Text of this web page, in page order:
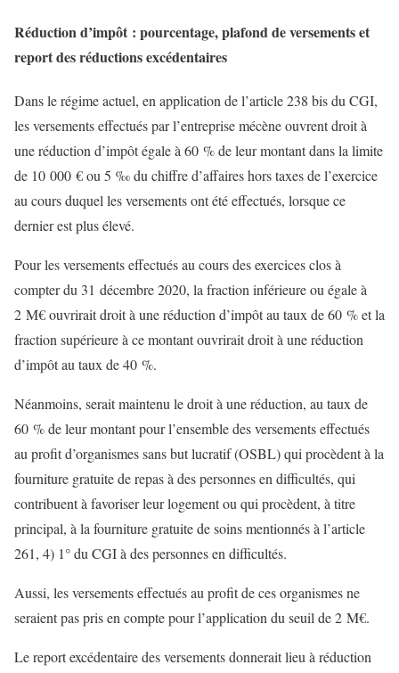
Réduction d’impôt : pourcentage, plafond de versements et
report des réductions excédentaires
Dans le régime actuel, en application de l’article 238 bis du CGI,
les versements effectués par l’entreprise mécène ouvrent droit à
une réduction d’impôt égale à 60 % de leur montant dans la limite
de 10 000 € ou 5 ‰ du chiffre d’affaires hors taxes de l’exercice
au cours duquel les versements ont été effectués, lorsque ce
dernier est plus élevé.
Pour les versements effectués au cours des exercices clos à
compter du 31 décembre 2020, la fraction inférieure ou égale à
2 M€ ouvrirait droit à une réduction d’impôt au taux de 60 % et la
fraction supérieure à ce montant ouvrirait droit à une réduction
d’impôt au taux de 40 %.
Néanmoins, serait maintenu le droit à une réduction, au taux de
60 % de leur montant pour l’ensemble des versements effectués
au profit d’organismes sans but lucratif (OSBL) qui procèdent à la
fourniture gratuite de repas à des personnes en difficultés, qui
contribuent à favoriser leur logement ou qui procèdent, à titre
principal, à la fourniture gratuite de soins mentionnés à l’article
261, 4) 1° du CGI à des personnes en difficultés.
Aussi, les versements effectués au profit de ces organismes ne
seraient pas pris en compte pour l’application du seuil de 2 M€.
Le report excédentaire des versements donnerait lieu à réduction